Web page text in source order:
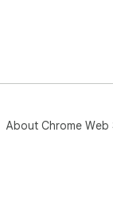
About Chrome Web